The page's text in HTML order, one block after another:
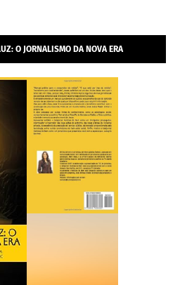
O JORNALISMO DA NOVA ERA